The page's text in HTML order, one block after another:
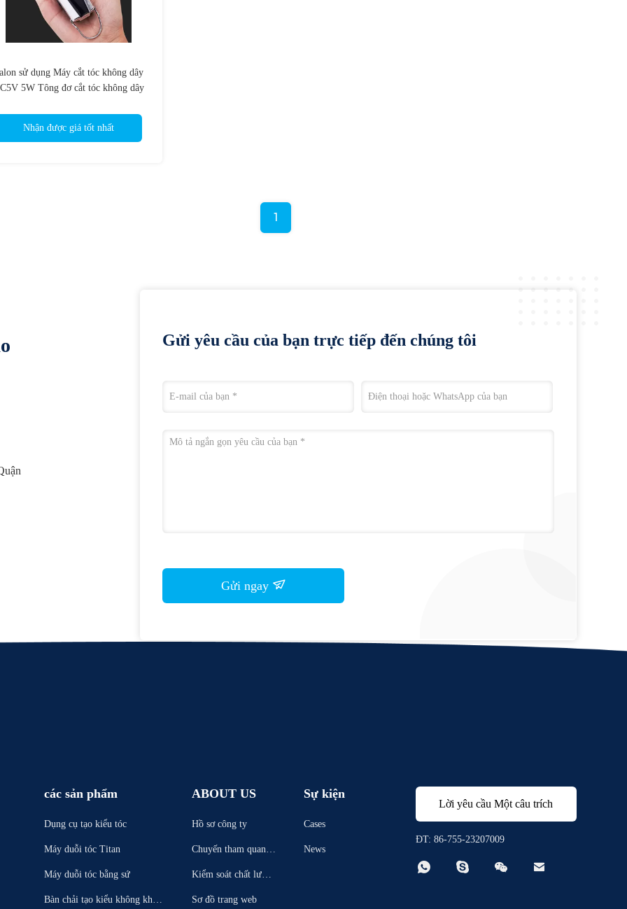
sử dụng Máy cắt tóc không dây
5W Tông đơ cắt tóc không dây
Nhận được giá tốt nhất
1
Gửi yêu cầu của bạn trực tiếp đến chúng tôi
Gửi ngay
các sản phẩm
Dụng cụ tạo kiểu tóc
Máy duỗi tóc Titan
Máy duỗi tóc bằng sứ
Bàn chải tạo kiểu không khí n
ABOUT US
Hồ sơ công ty
Chuyến tham quan n
hà máy
Kiểm soát chất lượn
Sơ đồ trang web
Sự kiện
Cases
News
Lời yêu cầu Một câu trích
dẫn
ĐT: 86-755-23207009
   